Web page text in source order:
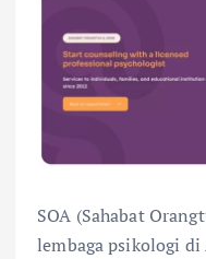
SOA (Sahabat
lembaga psikologi